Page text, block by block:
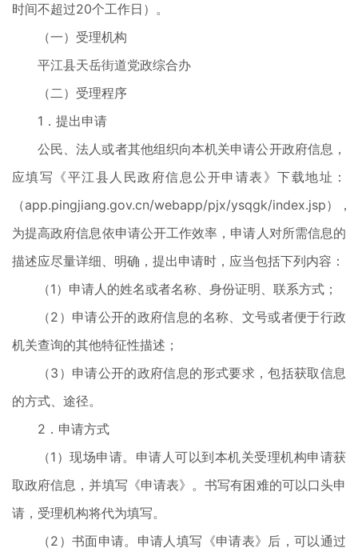
时间不超过20个工作日）。
（一）受理机构
平江县天岳街道党政综合办
（二）受理程序
1．提出申请
公民、法人或者其他组织向本机关申请公开政府信息，
应填写《平江县人民政府信息公开申请表》下载地址：
（app.pingjiang.gov.cn/webapp/pjx/ysqgk/index.jsp），
为提高政府信息依申请公开工作效率，申请人对所需信息的
描述应尽量详细、明确，提出申请时，应当包括下列内容：
（1）申请人的姓名或者名称、身份证明、联系方式；
（2）申请公开的政府信息的名称、文号或者便于行政
机关查询的其他特征性描述；
（3）申请公开的政府信息的形式要求，包括获取信息
的方式、途径。
2．申请方式
（1）现场申请。申请人可以到本机关受理机构申请获
取政府信息，并填写《申请表》。书写有困难的可以口头申
请，受理机构将代为填写。
（2）书面申请。申请人填写《申请表》后，可以通过